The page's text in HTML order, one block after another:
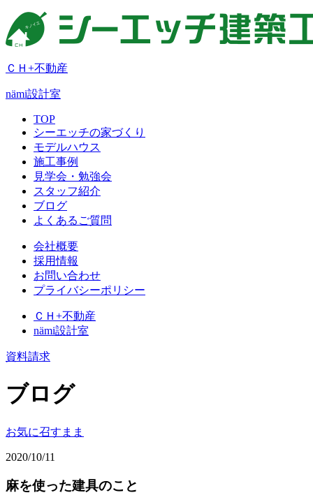
ＣＨ+不動産
nämi設計室
TOP
シーエッチの家づくり
モデルハウス
施工事例
見学会・勉強会
スタッフ紹介
ブログ
よくあるご質問
会社概要
採用情報
お問い合わせ
プライバシーポリシー
ＣＨ+不動産
nämi設計室
資料請求
ブログ
お気に召すまま
2020/10/11
麻を使った建具のこと